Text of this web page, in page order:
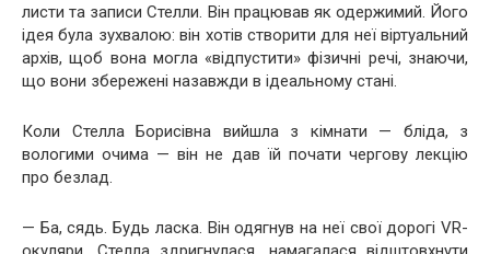
листи та записи Стелли. Він працював як одержимий. Його
ідея була зухвалою: він хотів створити для неї віртуальний
архів, щоб вона могла «відпустити» фізичні речі, знаючи,
що вони збережені назавжди в ідеальному стані.
Коли Стелла Борисівна вийшла з кімнати — бліда, з
вологими очима — він не дав їй почати чергову лекцію
про безлад.
— Ба, сядь. Будь ласка. Він одягнув на неї свої дорогі VR-